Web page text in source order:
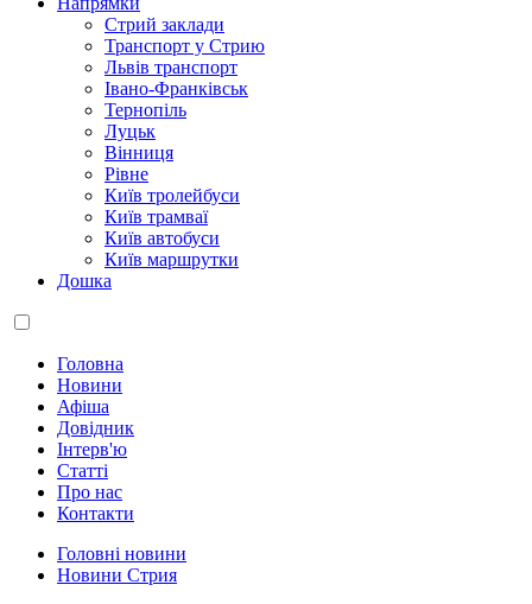
Стрий заклади
Транспорт у Стрию
Львів транспорт
Івано-Франківськ
Тернопіль
Луцьк
Вінниця
Рівне
Київ тролейбуси
Київ трамваї
Київ автобуси
Київ маршрутки
Дошка
Головна
Новини
Афіша
Довідник
Інтерв'ю
Статті
Про нас
Контакти
Головні новини
Новини Стрия